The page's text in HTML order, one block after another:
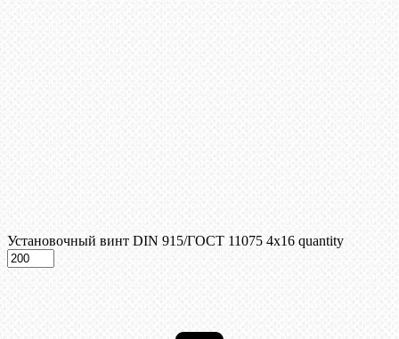
Установочный винт DIN 915/ГОСТ 11075 4х16 quantity